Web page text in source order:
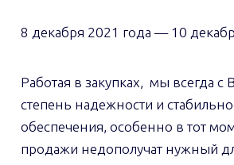
8 декабря 2021 года — 10
Работая в закупках, мы всегда с
степень надежности и
обеспечения, особенно в тот
продажи недополучат нужный